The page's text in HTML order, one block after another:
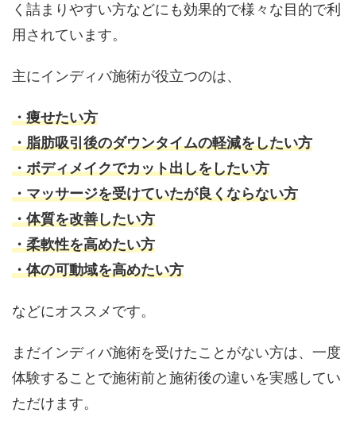
く詰まりやすい方などにも効果的で様々な目的で利
用されています。
主にインディバ施術が役立つのは、
・痩せたい方
・脂肪吸引後のダウンタイムの軽減をしたい方
・ボディメイクでカット出しをしたい方
・マッサージを受けていたが良くならない方
・体質を改善したい方
・柔軟性を高めたい方
・体の可動域を高めたい方
などにオススメです。
まだインディバ施術を受けたことがない方は、一度
体験することで施術前と施術後の違いを実感してい
ただけます。